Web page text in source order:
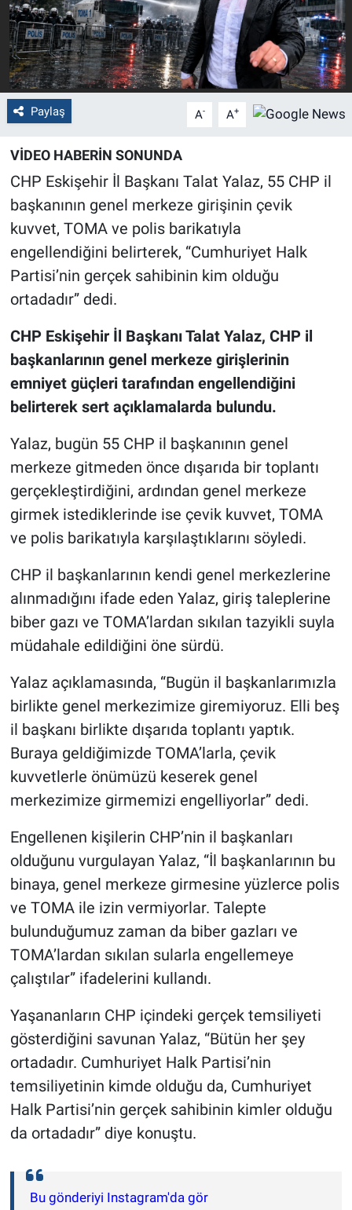
Paylaş A- A+
VİDEO HABERİN SONUNDA
CHP Eskişehir İl Başkanı Talat Yalaz, 55 CHP il
başkanının genel merkeze girişinin çevik
kuvvet, TOMA ve polis barikatıyla
engellendiğini belirterek, “Cumhuriyet Halk
Partisi’nin gerçek sahibinin kim olduğu
ortadadır” dedi.
CHP Eskişehir İl Başkanı Talat Yalaz, CHP il
başkanlarının genel merkeze girişlerinin
emniyet güçleri tarafından engellendiğini
belirterek sert açıklamalarda bulundu.
Yalaz, bugün 55 CHP il başkanının genel
merkeze gitmeden önce dışarıda bir toplantı
gerçekleştirdiğini, ardından genel merkeze
girmek istediklerinde ise çevik kuvvet, TOMA
ve polis barikatıyla karşılaştıklarını söyledi.
CHP il başkanlarının kendi genel merkezlerine
alınmadığını ifade eden Yalaz, giriş taleplerine
biber gazı ve TOMA’lardan sıkılan tazyikli suyla
müdahale edildiğini öne sürdü.
Yalaz açıklamasında, “Bugün il başkanlarımızla
birlikte genel merkezimize giremiyoruz. Elli beş
il başkanı birlikte dışarıda toplantı yaptık.
Buraya geldiğimizde TOMA’larla, çevik
kuvvetlerle önümüzü keserek genel
merkezimize girmemizi engelliyorlar” dedi.
Engellenen kişilerin CHP’nin il başkanları
olduğunu vurgulayan Yalaz, “İl başkanlarının bu
binaya, genel merkeze girmesine yüzlerce polis
ve TOMA ile izin vermiyorlar. Talepte
bulunduğumuz zaman da biber gazları ve
TOMA’lardan sıkılan sularla engellemeye
çalıştılar” ifadelerini kullandı.
Yaşananların CHP içindeki gerçek temsiliyeti
gösterdiğini savunan Yalaz, “Bütün her şey
ortadadır. Cumhuriyet Halk Partisi’nin
temsiliyetinin kimde olduğu da, Cumhuriyet
Halk Partisi’nin gerçek sahibinin kimler olduğu
da ortadadır” diye konuştu.
Bu gönderiyi Instagram'da gör
Çevre
Yerel
Magazin
Bilim ve Teknoloji